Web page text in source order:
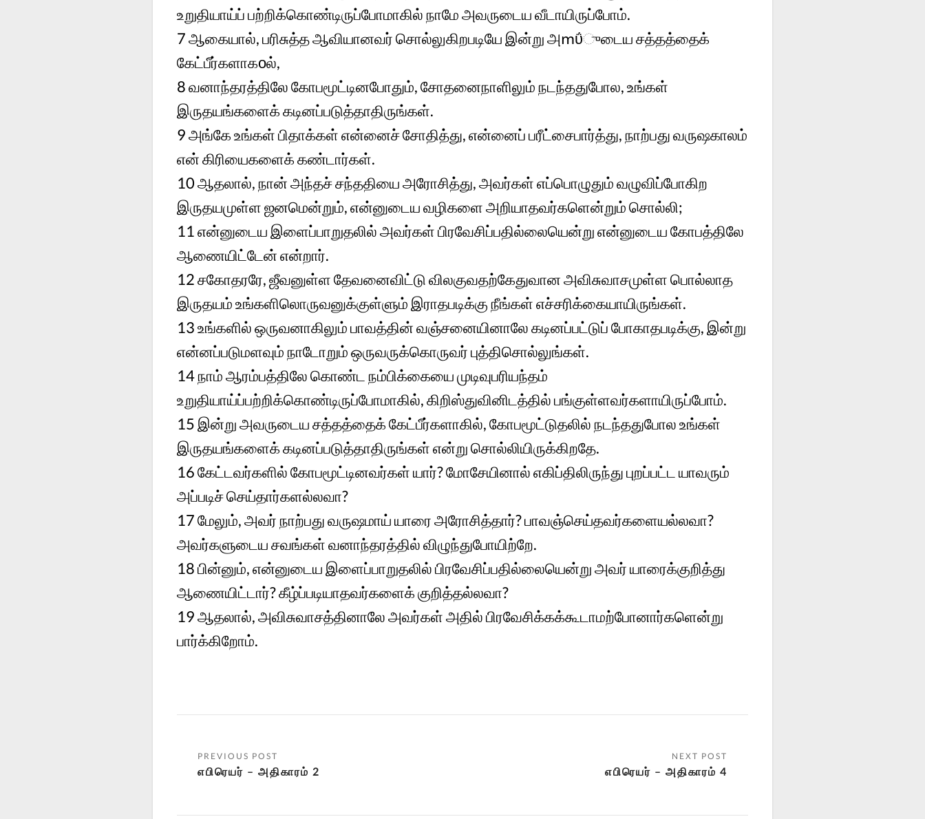
உறுதியாய்ப் பற்றிக்கொண்டிருப்போமாகில் நாமே அவருடைய வீடாயிருப்போம்.
7ஆகையால், பரிசுத்த ஆவியானவர் சொல்லுகிறபடியே இன்று அՠΰுடைய சத்தத்தைக்
கேட்பீர்களாகοல்,
8வனாந்தரத்திலே கோபமூட்டினபோதும், சோதனைநாளிலும் நடந்ததுபோல, உங்கள்
இருதயங்களைக் கடினப்படுத்தாதிருங்கள்.
9அங்கே உங்கள் பிதாக்கள் என்னைச் சோதித்து, என்னைப் பரீட்சைபார்த்து, நாற்பது வருஷகாலம்
என் கிரியைகளைக் கண்டார்கள்.
10ஆதலால், நான் அந்தச் சந்ததியை அரோசித்து, அவர்கள் எப்பொழுதும் வழுவிப்போகிற
இருதயமுள்ள ஜனமென்றும், என்னுடைய வழிகளை அறியாதவர்களென்றும் சொல்லி;
11என்னுடைய இளைப்பாறுதலில் அவர்கள் பிரவேசிப்பதில்லையென்று என்னுடைய கோபத்திலே
ஆணையிட்டேன் என்றார்.
12சகோதரரே, ஜீவனுள்ள தேவனைவிட்டு விலகுவதற்கேதுவான அவிசுவாசமுள்ள பொல்லாத
இருதயம் உங்களிலொருவனுக்குள்ளும் இராதபடிக்கு நீங்கள் எச்சரிக்கையாயிருங்கள்.
13உங்களில் ஒருவனாகிலும் பாவத்தின் வஞ்சனையினாலே கடினப்பட்டுப் போகாதபடிக்கு, இன்று
என்னப்படுமளவும் நாடோறும் ஒருவருக்கொருவர் புத்திசொல்லுங்கள்.
14நாம் ஆரம்பத்திலே கொண்ட நம்பிக்கையை முடிவுபரியந்தம்
உறுதியாய்ப்பற்றிக்கொண்டிருப்போமாகில், கிறிஸ்துவினிடத்தில் பங்குள்ளவர்களாயிருப்போம்.
15 இன்று அவருடைய சத்தத்தைக் கேட்பீர்களாகில், கோபமூட்டுதலில் நடந்ததுபோல உங்கள்
இருதயங்களைக் கடினப்படுத்தாதிருங்கள் என்று சொல்லியிருக்கிறதே.
16கேட்டவர்களில் கோபமூட்டினவர்கள் யார்? மோசேயினால் எகிப்திலிருந்து புறப்பட்ட யாவரும்
அப்படிச் செய்தார்களல்லவா?
17மேலும், அவர் நாற்பது வருஷமாய் யாரை அரோசித்தார்? பாவஞ்செய்தவர்களையல்லவா?
அவர்களுடைய சவங்கள் வனாந்தரத்தில் விழுந்துபோயிற்றே.
18பின்னும், என்னுடைய இளைப்பாறுதலில் பிரவேசிப்பதில்லையென்று அவர் யாரைக்குறித்து
ஆணையிட்டார்? கீழ்ப்படியாதவர்களைக் குறித்தல்லவா?
19ஆதலால், அவிசுவாசத்தினாலே அவர்கள் அதில் பிரவேசிக்கக்கூடாமற்போனார்களென்று
பார்க்கிறோம்.
எபிரெயர் – அதிகாரம் 2 எபிரெயர் – அதிகாரம் 4